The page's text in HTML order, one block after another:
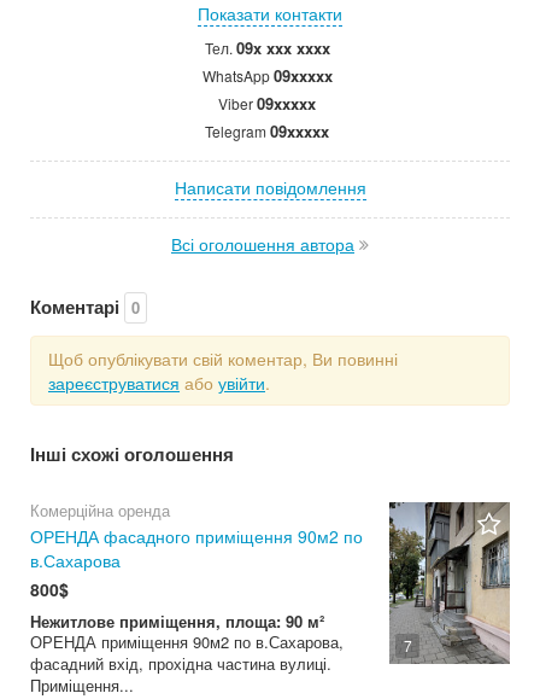
Показати контакти
Тел.09x xxx xxxx
WhatsApp09xxxxx
Viber09xxxxx
Telegram 09xxxxx
Написати повідомлення
Всі оголошення автора
Коментарі 0
Щоб опублікувати свій коментар, Ви повинні
зареєструватися або увійти.
Інші схожі оголошення
7
Комерційна оренда
ОРЕНДА фасадного приміщення 90м2 по
в.Сахарова
800$
Нежитлове приміщення, площа: 90 м²
ОРЕНДА приміщення 90м2 по в.Сахарова,
фасадний вхід, прохідна частина вулиці.
Приміщення...